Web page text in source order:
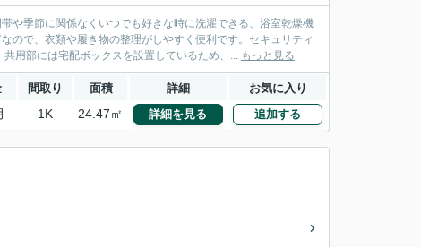
季節に関係なくいつでも好きな時に洗濯できる、浴室乾燥機
ので、衣類や履き物の整理がしやすく便利です。セキュリティ
用部には宅配ボックスを設置しているため、... もっと見る
間取り 面積 詳細 お気に入り
1K 24.47㎡ 詳細を見る 追加する